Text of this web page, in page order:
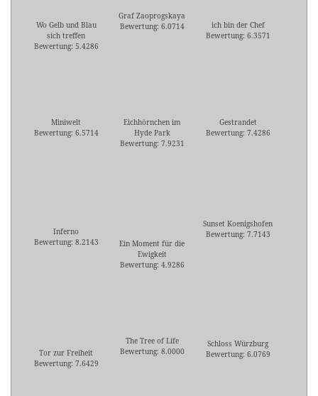
Wo Gelb und Blau
sich treffen
Bewertung: 5.4286
Graf Zaoprogskaya
Bewertung: 6.0714
ich bin der Chef
Bewertung: 6.3571
Miniwelt
Bewertung: 6.5714
Eichhörnchen im
Hyde Park
Bewertung: 7.9231
Gestrandet
Bewertung: 7.4286
Inferno
Bewertung: 8.2143
Ein Moment für die
Ewigkeit
Bewertung: 4.9286
Sunset Koenigshofen
Bewertung: 7.7143
Tor zur Freiheit
Bewertung: 7.6429
The Tree of Life
Bewertung: 8.0000
Schloss Würzburg
Bewertung: 6.0769